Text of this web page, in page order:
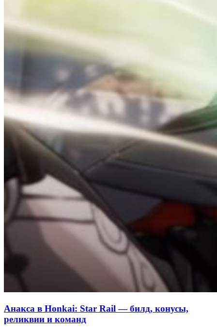
Анакса в Honkai: Star Rail — билд, конусы,
реликвии и команд